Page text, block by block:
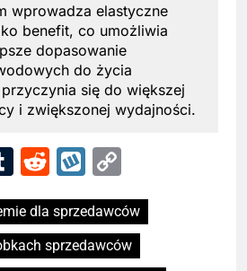
wprowadza elastyczne
benefit, co umożliwia
dopasowanie
do życia
się do większej
i zwiększonej wydajności.
Tumblr
RedditWykop
Link
dla sprzedawców
sprzedawców